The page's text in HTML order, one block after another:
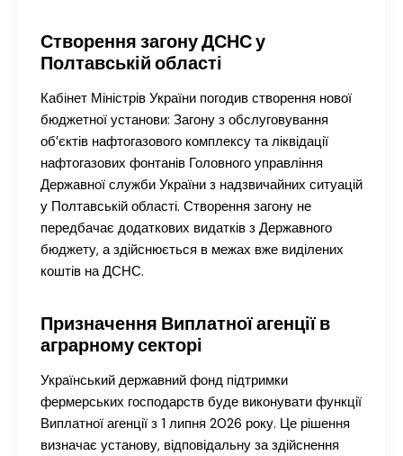
Створення загону ДСНС у
Полтавській області
Кабінет Міністрів України погодив створення нової
бюджетної установи: Загону з обслуговування
об’єктів нафтогазового комплексу та ліквідації
нафтогазових фонтанів Головного управління
Державної служби України з надзвичайних ситуацій
у Полтавській області. Створення загону не
передбачає додаткових видатків з Державного
бюджету, а здійснюється в межах вже виділених
коштів на ДСНС.
Призначення Виплатної агенції в
аграрному секторі
Український державний фонд підтримки
фермерських господарств буде виконувати функції
Виплатної агенції з 1 липня 2026 року. Це рішення
визначає установу, відповідальну за здійснення